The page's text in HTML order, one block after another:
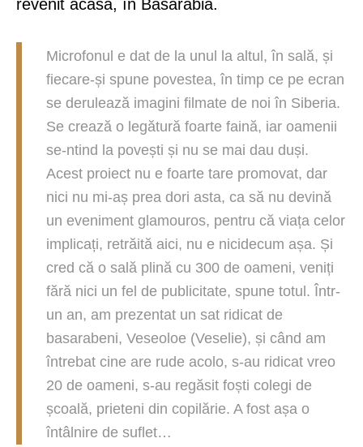
revenit acasă, în Basarabia.
Microfonul e dat de la unul la altul, în sală, și
fiecare-și spune povestea, în timp ce pe ecran
se derulează imagini filmate de noi în Siberia.
Se crează o legătură foarte faină, iar oamenii
se-ntind la povești și nu se mai dau duși.
Acest proiect nu e foarte tare promovat, dar
nici nu mi-aș prea dori asta, ca să nu devină
un eveniment glamouros, pentru că viața celor
implicați, retrăită aici, nu e nicidecum așa. Și
cred că o sală plină cu 300 de oameni, veniți
fără nici un fel de publicitate, spune totul. Într-
un an, am prezentat un sat ridicat de
basarabeni, Veseoloe (Veselie), și când am
întrebat cine are rude acolo, s-au ridicat vreo
20 de oameni, s-au regăsit foști colegi de
școală, prieteni din copilărie. A fost așa o
întâlnire de suflet…